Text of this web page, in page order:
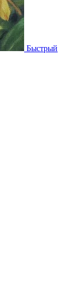
Быстрый